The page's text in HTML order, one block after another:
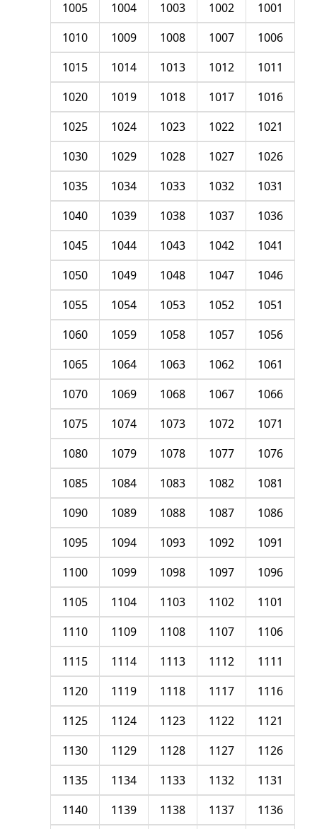
1001
1002
1003
1004
1005
1006
1007
1008
1009
1010
1011
1012
1013
1014
1015
1016
1017
1018
1019
1020
1021
1022
1023
1024
1025
1026
1027
1028
1029
1030
1031
1032
1033
1034
1035
1036
1037
1038
1039
1040
1041
1042
1043
1044
1045
1046
1047
1048
1049
1050
1051
1052
1053
1054
1055
1056
1057
1058
1059
1060
1061
1062
1063
1064
1065
1066
1067
1068
1069
1070
1071
1072
1073
1074
1075
1076
1077
1078
1079
1080
1081
1082
1083
1084
1085
1086
1087
1088
1089
1090
1091
1092
1093
1094
1095
1096
1097
1098
1099
1100
1101
1102
1103
1104
1105
1106
1107
1108
1109
1110
1111
1112
1113
1114
1115
1116
1117
1118
1119
1120
1121
1122
1123
1124
1125
1126
1127
1128
1129
1130
1131
1132
1133
1134
1135
1136
1137
1138
1139
1140